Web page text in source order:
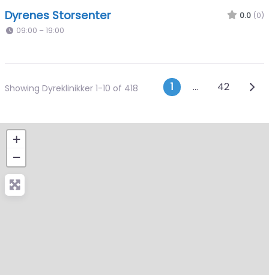
Dyrenes Storsenter 0.0 (0)
09:00 – 19:00
Showing Dyreklinikker 1-10 of 418 Posts
1 … 42
+
−